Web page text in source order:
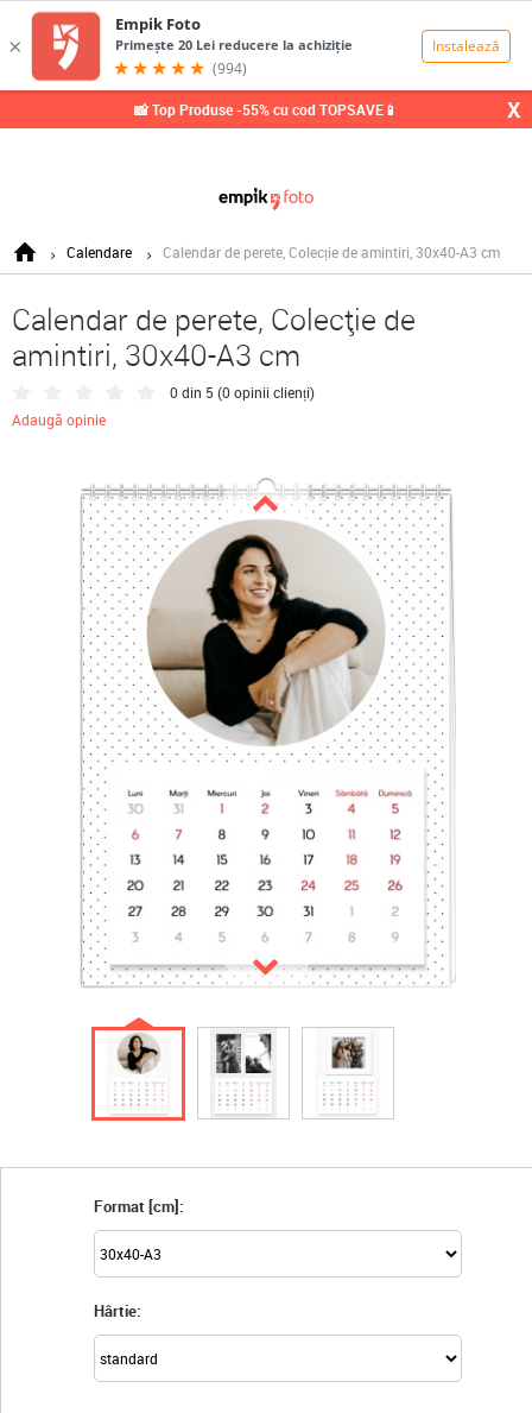
📸 Top Produse -55% cu cod TOPSAVE📱 X
Calendare Calendar de perete, Colecție de amintiri, 30x40-A3 cm
Calendar de perete, Colecție de
amintiri, 30x40-A3 cm
0 din 5 (0 opinii clienți)
Adaugă opinie
Format [cm]:
Hârtie: